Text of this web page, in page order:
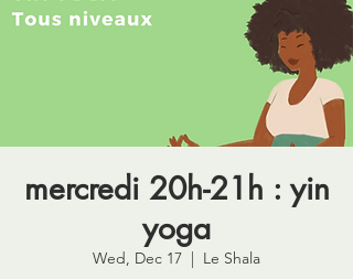
mercredi 20h-21h : yin
yoga
Wed, Dec 17
  |
Le Shala